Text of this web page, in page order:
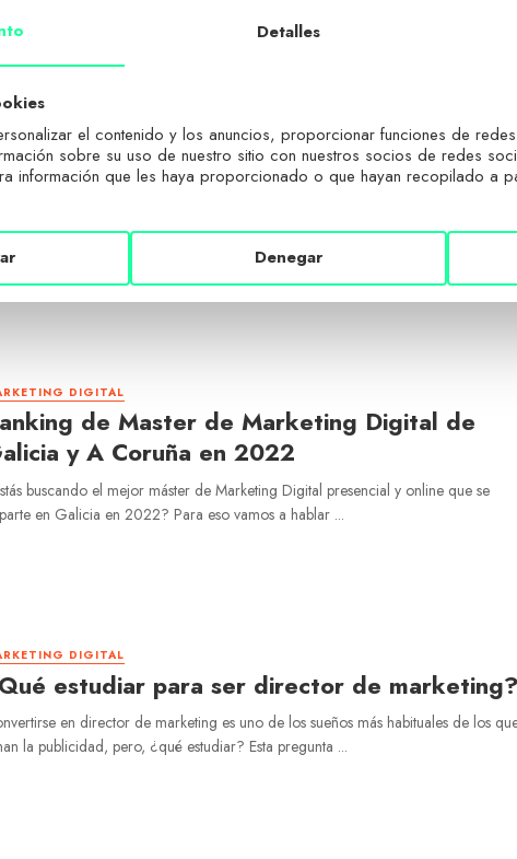
DIGITAL
Máster presencial en Marketing Digital es
necesitas para empezar a trabajar en
Digital es una de las especializaciones más demandadas del mercado.
es uno de los canales de comunicación, oferta, publicidad y ...
DIGITAL
de Master de Marketing Digital de
y A Coruña en 2022
buscando el mejor máster de Marketing Digital presencial y online que se
en Galicia en 2022? Para eso vamos a hablar ...
DIGITAL
estudiar para ser director de marketing?
en director de marketing es uno de los sueños más habituales de los
la publicidad, pero, ¿qué estudiar? Esta pregunta ...
Detalles
el contenido y los anuncios, proporcionar funciones de
sobre su uso de nuestro sitio con nuestros socios de redes
información que les haya proporcionado o que hayan recopilado a
Denegar